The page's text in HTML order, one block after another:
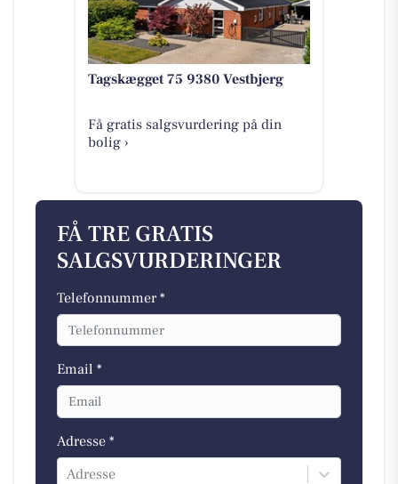
Tagskægget 75 9380 Vestbjerg
Få gratis salgsvurdering på din
bolig ›
FÅ TRE GRATIS
SALGSVURDERINGER
Telefonnummer *
Email *
Adresse *
Adresse